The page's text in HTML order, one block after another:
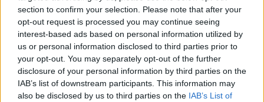
section to confirm your selection. Please note that after your
opt-out request is processed you may continue seeing
interest-based ads based on personal information utilized by
us or personal information disclosed to third parties prior to
your opt-out. You may separately opt-out of the further
disclosure of your personal information by third parties on the
IAB’s list of downstream participants. This information may
also be disclosed by us to third parties on the IAB’s List of
Ringrazio la consigliera comunale Meri Stella Cornacchini che ha
sollevato il problema della mancanza di una disciplina specifica per
queste aree”.
Una decisione, questa dell'amministrazione, scattata anche dopo
l'aggressione e l'uccisione di una cagnolina al parco di Villa Severi
da parte di un grosso cane sciolto.